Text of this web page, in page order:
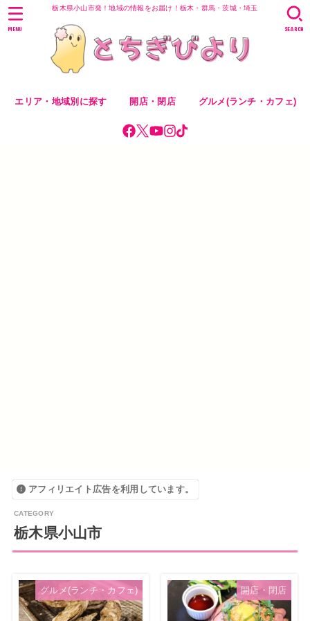
栃木県小山市発！地域の情報をお届け！栃木・群馬・茨城・埼玉
エリア・地域別に探す 開店・閉店 グルメ(ランチ・カフェ)
SEARCH
MENU
アフィリエイト広告を利用しています。
栃木県小山市
グルメ(ランチ・カフェ) 開店・閉店